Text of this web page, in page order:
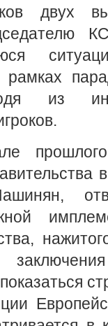
двух
из
прошлого